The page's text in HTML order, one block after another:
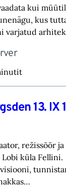
kui
kus
varjatud
13. IX
režissöör
küla Fellini.